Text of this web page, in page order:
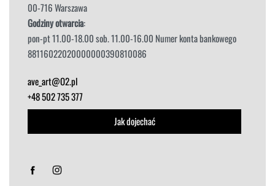
00-716 Warszawa
Godziny otwarcia:
pon-pt 11.00-18.00 sob. 11.00-16.00 Numer konta bankowego
88116022020000000390810086
ave_art@O2.pl
+48 502 735 377
Jak dojechać